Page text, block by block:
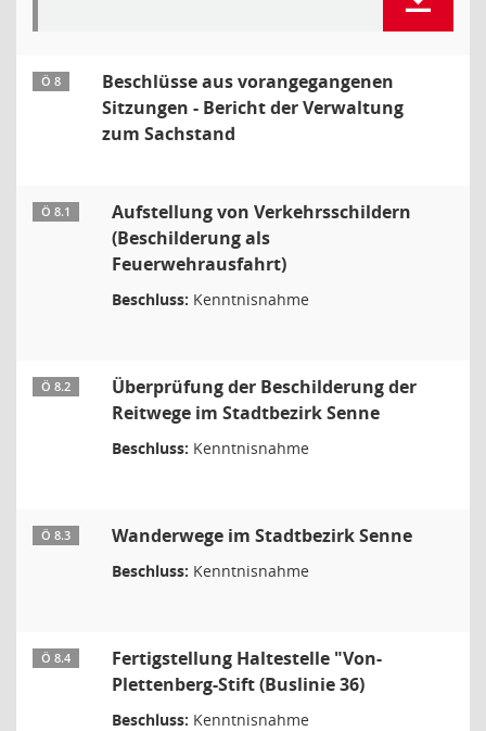
Ö 8
Beschlüsse aus vorangegangenen
Sitzungen - Bericht der Verwaltung
zum Sachstand
Ö 8.1
Aufstellung von Verkehrsschildern
(Beschilderung als
Feuerwehrausfahrt)
Beschluss: Kenntnisnahme
Ö 8.2
Überprüfung der Beschilderung der
Reitwege im Stadtbezirk Senne
Beschluss: Kenntnisnahme
Ö 8.3 Wanderwege im Stadtbezirk Senne
Beschluss: Kenntnisnahme
Ö 8.4
Fertigstellung Haltestelle "Von-
Plettenberg-Stift (Buslinie 36)
Beschluss: Kenntnisnahme